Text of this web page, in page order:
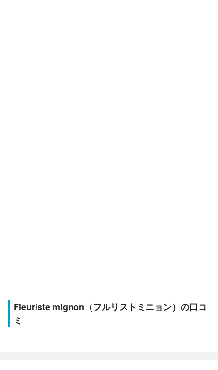
Fleuriste mignon（フルリストミニョン）の口コ
ミ